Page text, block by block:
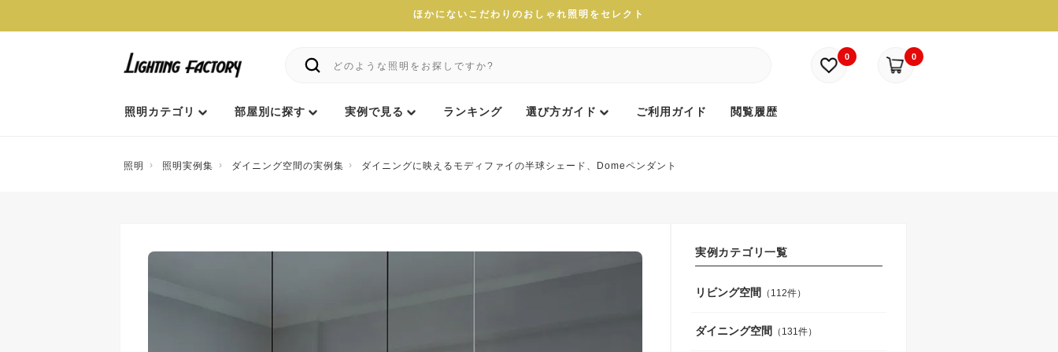
ほかにないこだわりのおしゃれ照明をセレクト
0 0
照明カテゴリ 部屋別に探す 実例で見る ランキング 選び方ガイド ご利用ガイド 閲覧履歴
照明 照明実例集 ダイニング空間の実例集 ダイニングに映えるモディファイの半球シェード、Domeペンダント
実例カテゴリ一覧
リビング空間 （112件）
ダイニング空間 （131件）